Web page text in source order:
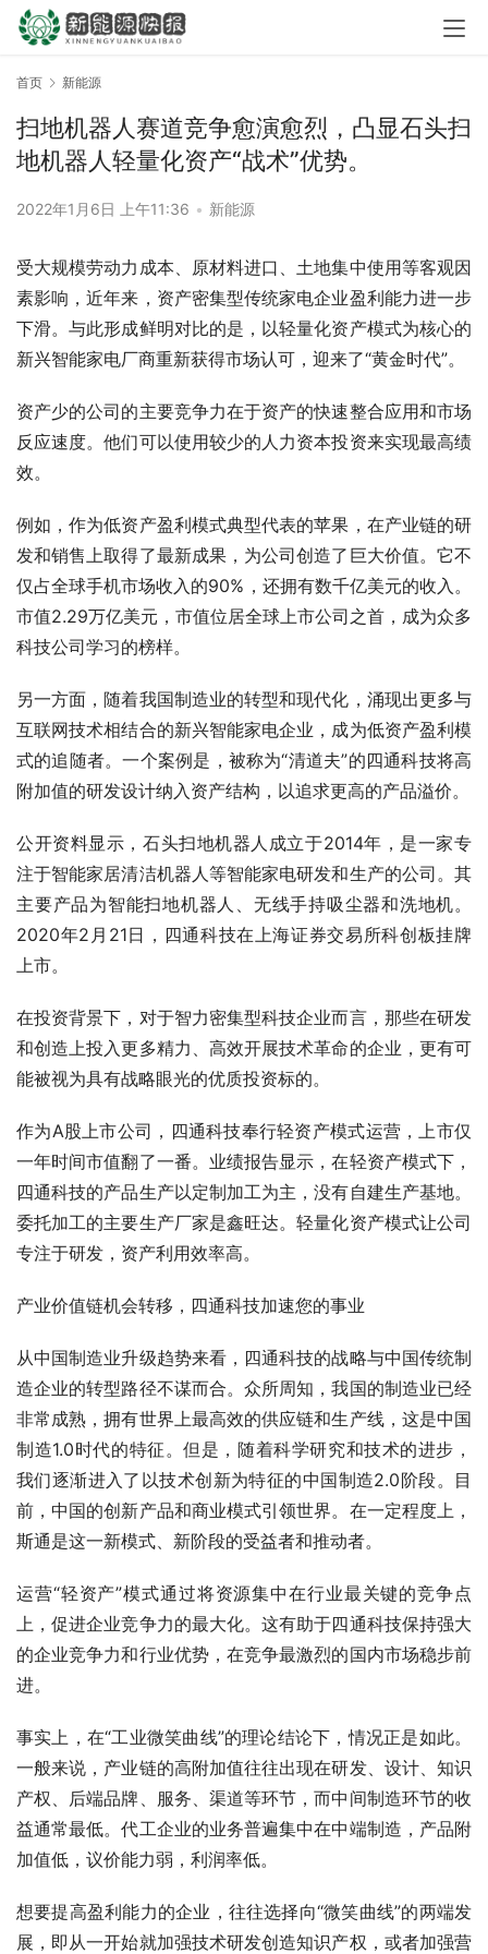
首页 新能源
扫地机器人赛道竞争愈演愈烈，凸显石头扫
地机器人轻量化资产“战术”优势。
2022年1月6日 上午11:36 • 新能源
受大规模劳动力成本、原材料进口、土地集中使用等客观因
素影响，近年来，资产密集型传统家电企业盈利能力进一步
下滑。与此形成鲜明对比的是，以轻量化资产模式为核心的
新兴智能家电厂商重新获得市场认可，迎来了“黄金时代”。
资产少的公司的主要竞争力在于资产的快速整合应用和市场
反应速度。他们可以使用较少的人力资本投资来实现最高绩
效。
例如，作为低资产盈利模式典型代表的苹果，在产业链的研
发和销售上取得了最新成果，为公司创造了巨大价值。它不
仅占全球手机市场收入的90%，还拥有数千亿美元的收入。
市值2.29万亿美元，市值位居全球上市公司之首，成为众多
科技公司学习的榜样。
另一方面，随着我国制造业的转型和现代化，涌现出更多与
互联网技术相结合的新兴智能家电企业，成为低资产盈利模
式的追随者。一个案例是，被称为“清道夫”的四通科技将高
附加值的研发设计纳入资产结构，以追求更高的产品溢价。
公开资料显示，石头扫地机器人成立于2014年，是一家专
注于智能家居清洁机器人等智能家电研发和生产的公司。其
主要产品为智能扫地机器人、无线手持吸尘器和洗地机。
2020年2月21日，四通科技在上海证券交易所科创板挂牌
上市。
在投资背景下，对于智力密集型科技企业而言，那些在研发
和创造上投入更多精力、高效开展技术革命的企业，更有可
能被视为具有战略眼光的优质投资标的。
作为A股上市公司，四通科技奉行轻资产模式运营，上市仅
一年时间市值翻了一番。业绩报告显示，在轻资产模式下，
四通科技的产品生产以定制加工为主，没有自建生产基地。
委托加工的主要生产厂家是鑫旺达。轻量化资产模式让公司
专注于研发，资产利用效率高。
产业价值链机会转移，四通科技加速您的事业
从中国制造业升级趋势来看，四通科技的战略与中国传统制
造企业的转型路径不谋而合。众所周知，我国的制造业已经
非常成熟，拥有世界上最高效的供应链和生产线，这是中国
制造1.0时代的特征。但是，随着科学研究和技术的进步，
我们逐渐进入了以技术创新为特征的中国制造2.0阶段。目
前，中国的创新产品和商业模式引领世界。在一定程度上，
斯通是这一新模式、新阶段的受益者和推动者。
运营“轻资产”模式通过将资源集中在行业最关键的竞争点
上，促进企业竞争力的最大化。这有助于四通科技保持强大
的企业竞争力和行业优势，在竞争最激烈的国内市场稳步前
进。
事实上，在“工业微笑曲线”的理论结论下，情况正是如此。
一般来说，产业链的高附加值往往出现在研发、设计、知识
产权、后端品牌、服务、渠道等环节，而中间制造环节的收
益通常最低。代工企业的业务普遍集中在中端制造，产品附
加值低，议价能力弱，利润率低。
想要提高盈利能力的企业，往往选择向“微笑曲线”的两端发
展，即从一开始就加强技术研发创造知识产权，或者加强营